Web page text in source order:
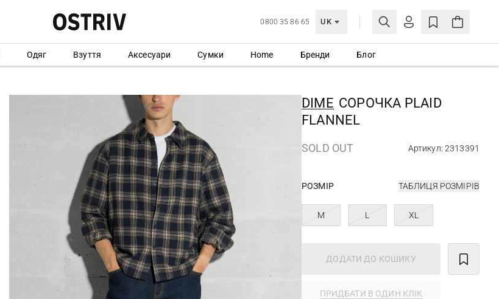
0800 35 86 65 UK
МОЯ ОБЛІКІВКА
Одяг Взуття Аксесуари Сумки Home Бренди Блог
DIME СОРОЧКА PLAID
FLANNEL
SOLD OUT Артикул: 2313391
РОЗМІР ТАБЛИЦЯ РОЗМІРІВ
M L XL
ДОДАТИ ДО КОШИКУ
ПРИДБАТИ В ОДИН КЛІК